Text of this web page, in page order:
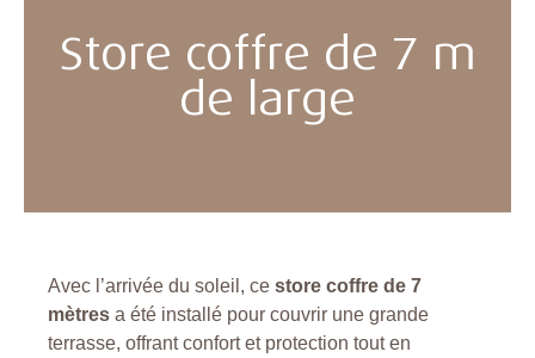
Store coffre de 7 m
de large
Avec l’arrivée du soleil, ce store coffre de 7
mètres a été installé pour couvrir une grande
terrasse, offrant confort et protection tout en